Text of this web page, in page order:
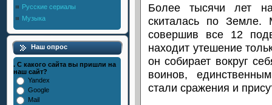
Русские сериалы
Музыка
Наш опрос
. С какого сайта вы пришли на
наш сайт?
Yandex
Google
Mail
Более тысячи лет
скиталась по Земле.
совершив все 12
находит утешение
он собирает вокруг
воинов,
стали сражения и